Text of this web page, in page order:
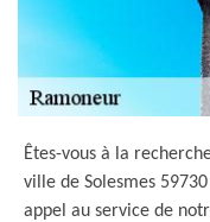
Êtes-vous à la
ville de Solesmes
appel au service de